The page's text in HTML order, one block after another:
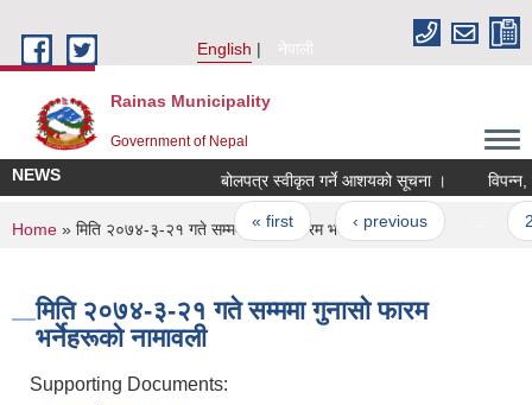
English
नेपाली
Rainas Municipality
Government of Nepal
NEWS बोलपत्र स्वीकृत गर्ने आशयको सूचना ।
Pages
« first ‹ previous
You are here
Home » मिति २०७४-३-२१ गते सम्ममा गुनासो फारम भर्नेहरूको नामावली
मिति २०७४-३-२१ गते सम्ममा गुनासो फारम
भर्नेहरूको नामावली
Supporting Documents: